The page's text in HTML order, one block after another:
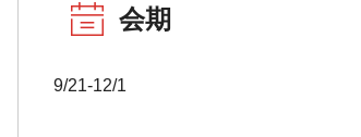
会期
9/21-12/1